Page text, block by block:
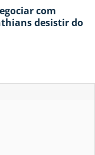
com
desistir do